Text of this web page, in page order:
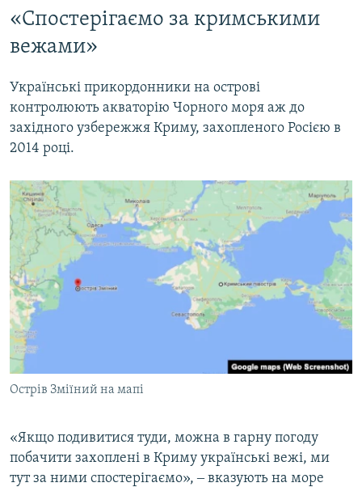
«Спостерігаємо за кримськими
вежами»
Українські прикордонники на острові
контролюють акваторію Чорного моря аж до
західного узбережжя Криму, захопленого Росією в
2014 році.
Острів Зміїний на мапі
«Якщо подивитися туди, можна в гарну погоду
побачити захоплені в Криму українські вежі, ми
тут за ними спостерігаємо», ‒ вказують на море